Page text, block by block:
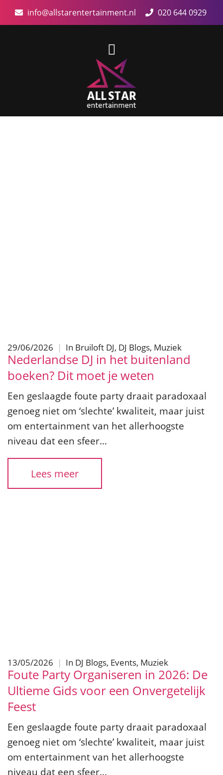
info@allstarentertainment.nl 020 644 0929
29/06/2026 | In Bruiloft DJ, DJ Blogs, Muziek
Nederlandse DJ in het buitenland
boeken? Dit moet je weten
Een geslaagde foute party draait paradoxaal
genoeg niet om ‘slechte’ kwaliteit, maar juist
om entertainment van het allerhoogste
niveau dat een sfeer…
Lees meer
13/05/2026 | In DJ Blogs, Events, Muziek
Foute Party Organiseren in 2026: De
Ultieme Gids voor een Onvergetelijk
Feest
Een geslaagde foute party draait paradoxaal
genoeg niet om ‘slechte’ kwaliteit, maar juist
om entertainment van het allerhoogste
niveau dat een sfeer…